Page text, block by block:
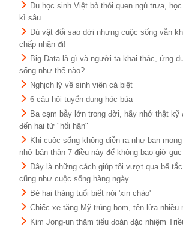
Du học sinh Việt bỏ thói quen ngủ trưa,
kì sâu
Dù vật đổi sao dời nhưng cuộc sống vẫn
chấp nhận đi!
Big Data là gì và người ta khai thác, ứng
sống như thế nào?
Nghịch lý về sinh viên cá biệt
6 câu hỏi tuyển dụng hóc búa
Ba cạm bẫy lớn trong đời, hãy nhớ thật kỹ
đến hai từ "hối hận"
Khi cuộc sống không diễn ra như bạn
nhở bản thân 7 điều này để không bao giờ
Đây là những cách giúp tôi vượt qua bế
cũng như cuộc sống hàng ngày
Bé hai tháng tuổi biết nói 'xin chào'
Chiếc xe tăng Mỹ trúng bom, tên lửa nhiều
Kim Jong-un thăm tiểu đoàn đặc nhiệm